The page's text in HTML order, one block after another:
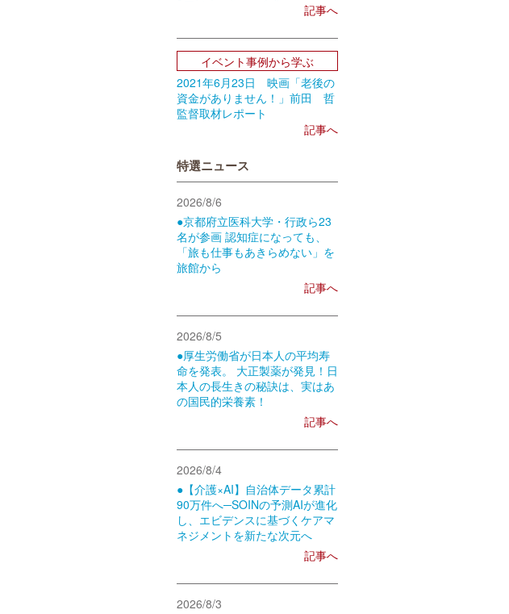
記事へ
イベント事例から学ぶ
2021年6月23日 映画「老後の
資金がありません！」前田 哲
監督取材レポート
記事へ
特選ニュース
2026/8/6
●京都府立医科大学・行政ら23
名が参画 認知症になっても、
「旅も仕事もあきらめない」を
旅館から
記事へ
2026/8/5
●厚生労働省が日本人の平均寿
命を発表。 大正製薬が発見！日
本人の長生きの秘訣は、実はあ
の国民的栄養素！
記事へ
2026/8/4
●【介護×AI】自治体データ累計
90万件へ─SOINの予測AIが進化
し、エビデンスに基づくケアマ
ネジメントを新たな次元へ
記事へ
2026/8/3